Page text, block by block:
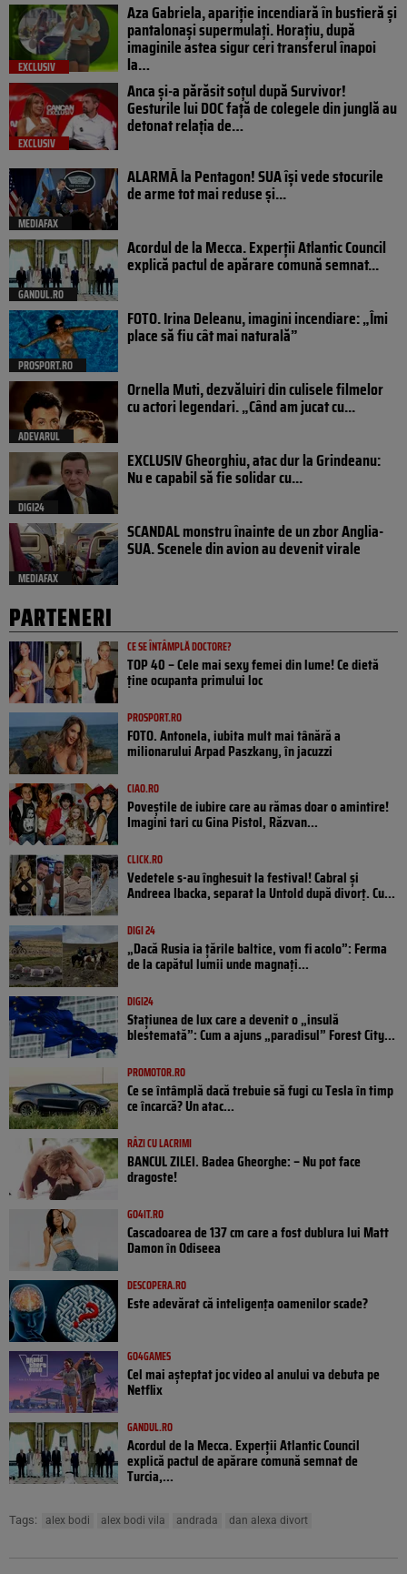
EXCLUSIV
Aza Gabriela, apariție incendiară în bustieră și
pantalonași supermulați. Horațiu, după
imaginile astea sigur ceri transferul înapoi
la…
EXCLUSIV
Anca și-a părăsit soțul după Survivor!
Gesturile lui DOC față de colegele din junglă au
detonat relația de…
MEDIAFAX
ALARMĂ la Pentagon! SUA își vede stocurile
de arme tot mai reduse și...
GANDUL.RO
Acordul de la Mecca. Experții Atlantic Council
explică pactul de apărare comună semnat...
PROSPORT.RO
FOTO. Irina Deleanu, imagini incendiare: „Îmi
place să fiu cât mai naturală”
ADEVARUL
Ornella Muti, dezvăluiri din culisele filmelor
cu actori legendari. „Când am jucat cu...
DIGI24
EXCLUSIV Gheorghiu, atac dur la Grindeanu:
Nu e capabil să fie solidar cu...
MEDIAFAX
SCANDAL monstru înainte de un zbor Anglia-
SUA. Scenele din avion au devenit virale
PARTENERI
CE SE ÎNTÂMPLĂ DOCTORE?
TOP 40 – Cele mai sexy femei din lume! Ce dietă
ține ocupanta primului loc
PROSPORT.RO
FOTO. Antonela, iubita mult mai tânără a
milionarului Arpad Paszkany, în jacuzzi
CIAO.RO
Poveştile de iubire care au rămas doar o amintire!
Imagini tari cu Gina Pistol, Răzvan...
CLICK.RO
Vedetele s-au înghesuit la festival! Cabral și
Andreea Ibacka, separat la Untold după divorț. Cu...
DIGI 24
„Dacă Rusia ia țările baltice, vom fi acolo”: Ferma
de la capătul lumii unde magnați...
DIGI24
Stațiunea de lux care a devenit o „insulă
blestemată”: Cum a ajuns „paradisul” Forest City...
PROMOTOR.RO
Ce se întâmplă dacă trebuie să fugi cu Tesla în timp
ce încarcă? Un atac...
RÂZI CU LACRIMI
BANCUL ZILEI. Badea Gheorghe: – Nu pot face
dragoste!
GO4IT.RO
Cascadoarea de 137 cm care a fost dublura lui Matt
Damon în Odiseea
DESCOPERA.RO
Este adevărat că inteligența oamenilor scade?
GO4GAMES
Cel mai așteptat joc video al anului va debuta pe
Netflix
GANDUL.RO
Acordul de la Mecca. Experții Atlantic Council
explică pactul de apărare comună semnat de
Turcia,...
Tags: alex bodi alex bodi vila andrada dan alexa divort